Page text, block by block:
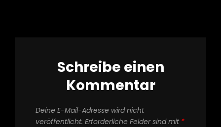
Schreibe einen
Kommentar
Deine E-Mail-Adresse wird nicht
veröffentlicht. Erforderliche Felder sind mit *